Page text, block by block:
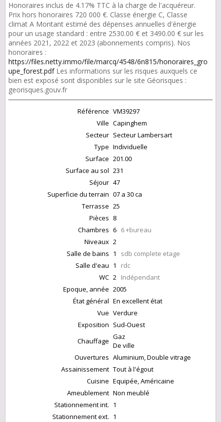
Honoraires inclus de 4.17% TTC à la charge de l'acquéreur.
Prix hors honoraires 720 000 €. Classe énergie C, Classe
climat A Montant estimé des dépenses annuelles d'énergie
pour un usage standard : entre 2530.00 € et 3490.00 € sur les
années 2021, 2022 et 2023 (abonnements compris). Nos
honoraires :
https://files.netty.immo/file/marcq/4548/6n815/honoraires_gro
upe_forest.pdfLes informations sur les risques auxquels ce
bien est exposé sont disponibles sur le site Géorisques :
georisques.gouv.fr
Référence VM39297
Ville Capinghem
Secteur Secteur Lambersart
Type Individuelle
Surface 201.00
Surface au sol 231
Séjour 47
Superficie du terrain 07 a 30 ca
Terrasse 25
Pièces 8
Chambres 6 6 +bureau
Niveaux 2
Salle de bains 1 sdb complete etage
Salle d'eau 1 rdc
WC 2 Indépendant
Epoque, année 2005
État général En excellent état
Vue Verdure
Exposition Sud-Ouest
Chauffage Gaz
De ville
Ouvertures Aluminium, Double vitrage
Assainissement Tout à l'égout
Cuisine Equipée, Américaine
Ameublement Non meublé
Stationnement int. 1
Stationnement ext. 1